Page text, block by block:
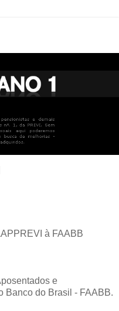
à FAABB
e
Banco do Brasil - FAABB.